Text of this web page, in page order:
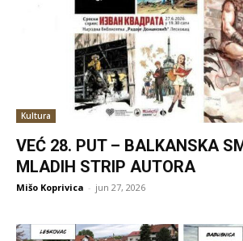
Kultura
VEĆ 28. PUT – BALKANSKA
MLADIH STRIP AUTORA
Mišo Koprivica - jun 27, 2026